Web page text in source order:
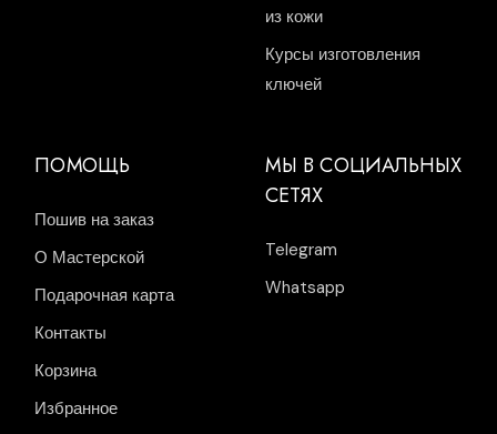
из кожи
Курсы изготовления
ключей
ПОМОЩЬ
Пошив на заказ
О Мастерской
Подарочная карта
Контакты
Корзина
Избранное
МЫ В СОЦИАЛЬНЫХ
СЕТЯХ
Telegram
Whatsapp